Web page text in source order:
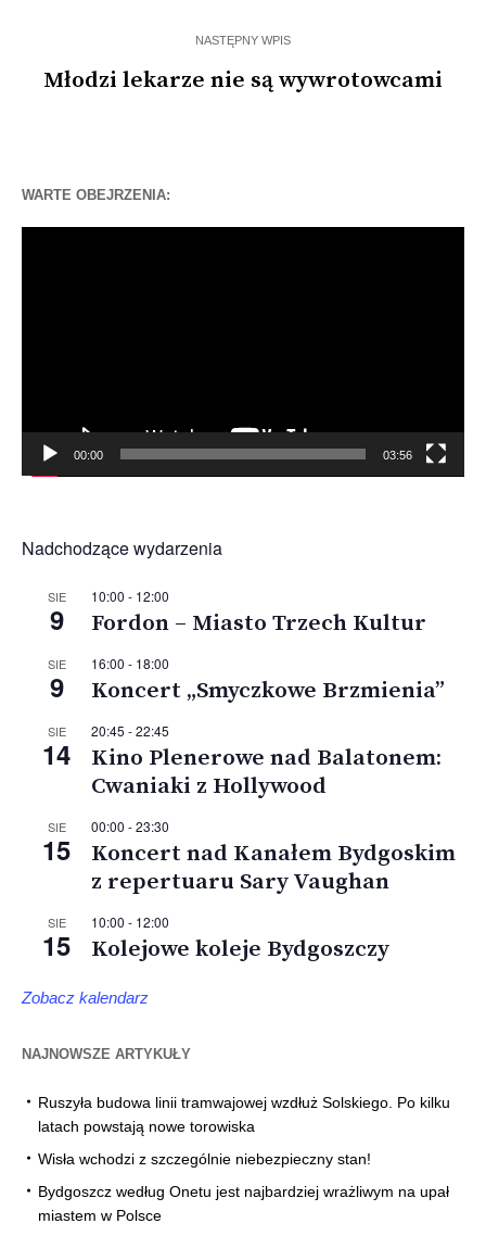
NASTĘPNY WPIS
Młodzi lekarze nie są wywrotowcami
WARTE OBEJRZENIA:
00:00 03:56
Nadchodzące wydarzenia
SIE
9
10:00 - 12:00
Fordon – Miasto Trzech Kultur
SIE
9
16:00 - 18:00
Koncert „Smyczkowe Brzmienia”
SIE
14
20:45 -22:45
Kino Plenerowe nad Balatonem:
Cwaniaki z Hollywood
SIE
15
00:00 -23:30
Koncert nad Kanałem Bydgoskim
z repertuaru Sary Vaughan
SIE
15
10:00 - 12:00
Kolejowe koleje Bydgoszczy
Zobacz kalendarz
NAJNOWSZE ARTYKUŁY
Ruszyła budowa linii tramwajowej wzdłuż Solskiego. Po kilku
latach powstają nowe torowiska
Wisła wchodzi z szczególnie niebezpieczny stan!
Bydgoszcz według Onetu jest najbardziej wrażliwym na upał
miastem w Polsce